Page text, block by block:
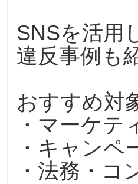
SNSを活用
違反事例も
おすすめ対
・マーケテ
・キャンペ
・法務・コ